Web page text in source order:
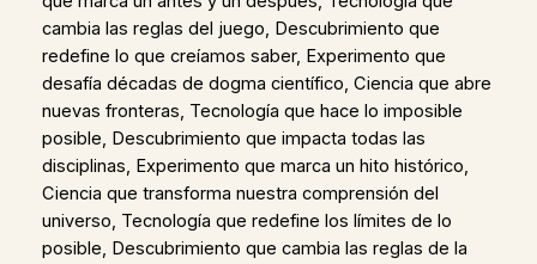
cambia las reglas del juego, Descubrimiento que
redefine lo que creíamos saber, Experimento que
desafía décadas de dogma científico, Ciencia que abre
nuevas fronteras, Tecnología que hace lo imposible
posible, Descubrimiento que impacta todas las
disciplinas, Experimento que marca un hito histórico,
Ciencia que transforma nuestra comprensión del
universo, Tecnología que redefine los límites de lo
posible, Descubrimiento que cambia las reglas de la